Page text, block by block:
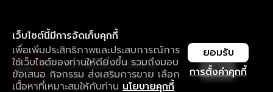
เว็บไซต์นี้มีการจัดเก็บคุกกี้
เพื่อเพิ่มประสิทธิภาพและประสบการณ์การ
ใช้เว็บไซต์ของท่านให้ดียิ่งขึ้น รวมถึงมอบ
ข้อเสนอ กิจกรรม ส่งเสริมการขาย เลือก
เนื้อหาที่เหมาะสมให้กับท่าน นโยบายคุกกี้
การตั้งค่าคุกกี้
ยอมรับ
ใช้งานแอป ลื่นไหลกว่า ไม่มีสะดุด
ดาวน์โหลดแอปเพื่อการรับชมที่ดีกว่า เปิด